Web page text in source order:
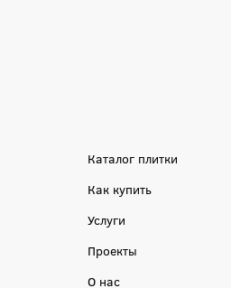
Каталог плитки
Как купить
Услуги
Проекты
О нас